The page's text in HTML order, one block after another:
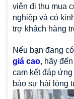
viên đi thu mua
nghiệp và có
trợ khách hàng
Nếu bạn đang
giá cao, hãy
cam kết đáp
bảo sự hài lòng